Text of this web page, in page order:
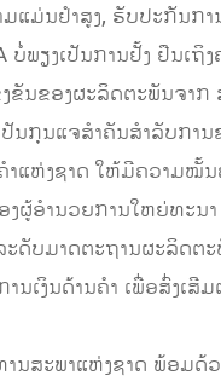
ມ່ນຢຳສູງ, ຮັບປະກັນກ
ຽງເປັນການຢັ້ງ ຢືນເຖິ
ຂັນຂອງຜະລິດຕະພັນຈາ
ນກຸນແຈສຳຄັນສຳລັບກ
ຳແຫ່ງຊາດ ໃຫ້ມີຄວາມໝັ້
ອຳນວຍການໃຫຍ່ທະນ
ດັບມາດຕະຖານຜະລິດ
ເງິນດ້ານຄໍາ ເພື່ອສົ່ງເ
ນສະພາແຫ່ງຊາດ ພ້ອມ